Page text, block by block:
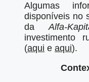
Algumas
disponíveis no
daAlfa-
investimento
(aqui e aqui).